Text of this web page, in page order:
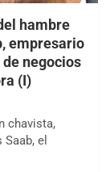
hambre
empresario
de negocios
(I)
chavista,
el